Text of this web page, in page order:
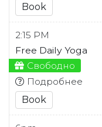
Book
2:15 PM
Free Daily Yoga
Свободно
Подробнее
Book